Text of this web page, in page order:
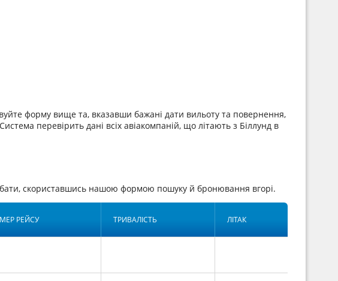
форму вище та, вказавши бажані дати вильоту та повернення,
перевірить дані всіх авіакомпаній, що літають з Біллунд в
скориставшись нашою формою пошуку й бронювання вгорі.
РЕЙСУ ТРИВАЛІСТЬ ЛІТАК